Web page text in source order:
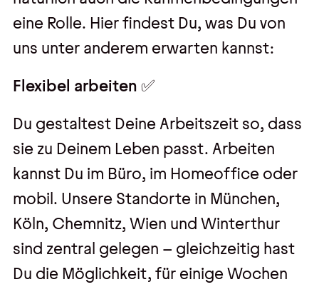
eine Rolle. Hier findest Du, was Du von
uns unter anderem erwarten kannst:
Flexibel arbeiten ✅
Du gestaltest Deine Arbeitszeit so, dass
sie zu Deinem Leben passt. Arbeiten
kannst Du im Büro, im Homeoffice oder
mobil. Unsere Standorte in München,
Köln, Chemnitz, Wien und Winterthur
sind zentral gelegen – gleichzeitig hast
Du die Möglichkeit, für einige Wochen